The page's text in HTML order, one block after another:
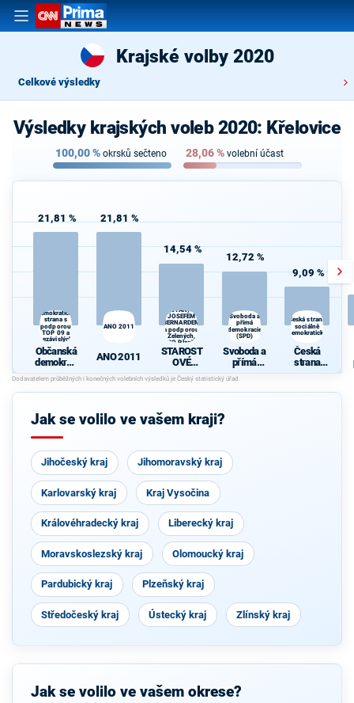
Krajské volby 2020
Celkové výsledky
Výsledky krajských voleb 2020: Křelovice
100,00% okrsků sečteno 28,06% volební účast
21,81 %
demokratická
strana s
podporou
TOP 09 a
nezávislých
starostů
Občanská
demokrati
cká strana
s podporou
TOP 09 a
h starostů
21,81 %
ANO 2011
ANO 2011
14,54 %
(STAN) s
JOSEFEM
BERNARDEM
a podporou
Zelených,
PRO Plzeň a
Idealistů
STAROST
OVÉ
(STAN) s
JOSEFEM
BERNARD
podporou
a Idealistů
12,72 %
Svoboda a
přímá
demokracie
(SPD)
Svoboda a
přímá
demokraci
e (SPD)
9,09 %
Česká strana
sociálně
demokratická
Česká
strana
sociálně
cká
Jak se volilo ve vašem kraji?
Jihočeský kraj Jihomoravský kraj
Karlovarský kraj Kraj Vysočina
Královéhradecký kraj Liberecký kraj
Moravskoslezský kraj Olomoucký kraj
Pardubický kraj Plzeňský kraj
Středočeský kraj Ústecký kraj Zlínský kraj
Jak se volilo ve vašem okrese?